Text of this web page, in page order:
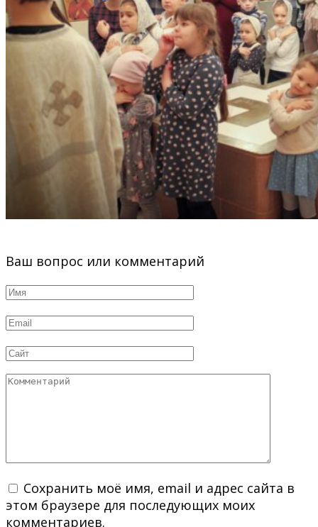
Ваш вопрос или комментарий
Имя
Email
Сайт
Комментарий
Сохранить моё имя, email и адрес сайта в
этом браузере для последующих моих
комментариев.